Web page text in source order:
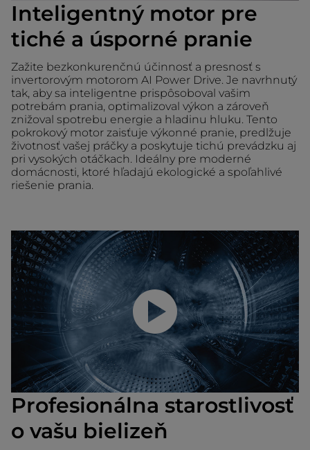
Inteligentný motor pre
tiché a úsporné pranie
Zažite bezkonkurenčnú účinnosť a presnosť s
invertorovým motorom AI Power Drive. Je navrhnutý
tak, aby sa inteligentne prispôsoboval vašim
potrebám prania, optimalizoval výkon a zároveň
znižoval spotrebu energie a hladinu hluku. Tento
pokrokový motor zaisťuje výkonné pranie, predlžuje
životnosť vašej práčky a poskytuje tichú prevádzku aj
pri vysokých otáčkach. Ideálny pre moderné
domácnosti, ktoré hľadajú ekologické a spoľahlivé
riešenie prania.
Prehrať video
Profesionálna starostlivosť
o vašu bielizeň